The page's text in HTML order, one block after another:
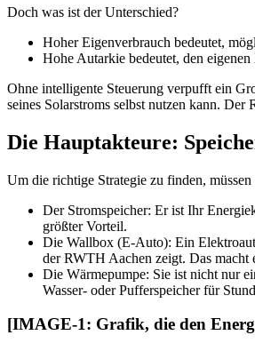
Doch was ist der Unterschied?
Hoher Eigenverbrauch bedeutet,
Hohe Autarkie bedeutet, den
Ohne intelligente Steuerung verpufft ein
seines Solarstroms selbst nutzen kann.
Die Hauptakteure:
Um die richtige Strategie zu finden,
Der Stromspeicher: Er ist Ihr
größter Vorteil.
Die Wallbox (E-Auto): Ein
der RWTH Aachen zeigt. Das macht
Die Wärmepumpe: Sie ist nicht nur
Wasser- oder Pufferspeicher für
[IMAGE-1: Grafik, die den